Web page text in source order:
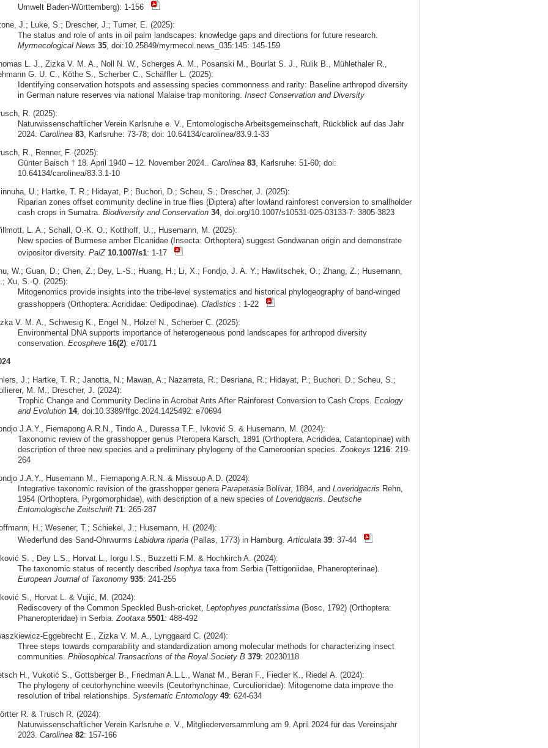
Umwelt Baden-Württemberg): 1-156
J.; Luke, S.; Drescher, J.; Turner, E. (2025):
The status and role of ants in oil palm landscapes: knowledge gaps and directions for future research.
Myrmecological News 35, doi:10.25849/myrmecol.news_035:145: 145-159
L. J., Zizka V. M. A., Noll N. W., Scherges A. M., Posanski M., Bourlat S. J., Rulik B., Mühlethaler R.,
G. U. C., Köthe S., Scherber C., Schäffler L. (2025):
Identifying conservation hotspots and assessing species commonness and rarity: Baseline arthropod diversity
in German nature reserves via national Malaise trap monitoring. Insect Conservation and Diversity
R. (2025):
Naturwissenschaftlicher Verein Karlsruhe e. V., Entomologische Arbeitsgemeinschaft, Rückblick auf das Jahr
2024. Carolinea 83, Karlsruhe: 73-78; doi: 10.64134/carolinea/83.9.1-33
R., Renner, F. (2025):
Günter Baisch † 18. April 1940 – 12. November 2024.. Carolinea 83, Karlsruhe: 51-60; doi:
10.64134/carolinea/83.3.1-10
U.; Hartke, T. R.; Hidayat, P.; Buchori, D.; Scheu, S.; Drescher, J. (2025):
Riparian zones offset community decline in true flies (Diptera) after lowland rainforest conversion to smallholder
cash crops in Sumatra. Biodiversity and Conservation 34, doi.org/10.1007/s10531-025-03133-7: 3805-3823
L. A.; Schall, O.-K. O.; Kotthoff, U.;, Husemann, M. (2025):
New species of Burmese amber Elcanidae (Insecta: Orthoptera) suggest Gondwanan origin and demonstrate
ovipositor diversity. PalZ 10.1007/s1: 1-17
W.; Guan, D.; Chen, Z.; Dey, L.-S.; Huang, H.; Li, X.; Fondjo, J. A. Y.; Hawlitschek, O.; Zhang, Z.; Husemann,
Xu, S.-Q. (2025):
Mitogenomics provide insights into the tribe-level systematics and historical phylogeography of band-winged
grasshoppers (Orthoptera: Acrididae: Oedipodinae). Cladistics : 1-22
V. M. A., Schwesig K., Engel N., Hölzel N., Scherber C. (2025):
Environmental DNA supports importance of heterogeneous pond landscapes for arthropod diversity
conservation. Ecosphere 16(2): e70171
J.; Hartke, T. R.; Janotta, N.; Mawan, A.; Nazarreta, R.; Desriana, R.; Hidayat, P.; Buchori, D.; Scheu, S.;
M. M.; Drescher, J. (2024):
Trophic Change and Community Decline in Acrobat Ants After Rainforest Conversion to Cash Crops. Ecology
and Evolution 14, doi:10.3389/ffgc.2024.1425492: e70694
J.A.Y., Fiemapong A.R.N., Tindo A., Duressa T.F., Ivković S. & Husemann, M. (2024):
Taxonomic review of the grasshopper genus Pteropera Karsch, 1891 (Orthoptera, Acrididea, Catantopinae) with
description of three new species and a preliminary phylogeny of the Cameroonian species.Zookeys 1216: 219-
264
J.A.Y., Husemann M., Fiemapong A.R.N. & Missoup A.D. (2024):
Integrative taxonomic revision of the grasshopper genera ParapetasiaBolívar, 1884, and Loveridgacris Rehn,
1954 (Orthoptera, Pyrgomorphidae), with description of a new species of Loveridgacris. Deutsche
Entomologische Zeitschrift 71: 265-287
H.; Wesener, T.; Schiekel, J.; Husemann, H. (2024):
Wiederfund des Sand-Ohrwurms Labidura riparia(Pallas, 1773) in Hamburg. Articulata 39: 37-44
S. , Dey L.S., Horvat L., Iorgu I.Ș., Buzzetti F.M. & Hochkirch A. (2024):
The taxonomic status of recently described Isophyataxa from Serbia (Tettigoniidae, Phaneropterinae).
European Journal of Taxonomy 935: 241-255
S., Horvat L. & Vujić, M. (2024):
Rediscovery of the Common Speckled Bush-cricket, Leptophyes punctatissima(Bosc, 1792) (Orthoptera:
Phaneropteridae) in Serbia. Zootaxa 5501: 488-492
Eggebrecht E., Zizka V. M. A., Lynggaard C. (2024):
Three steps towards comparability and standardization among molecular methods for characterizing insect
communities. Philosophical Transactions of the Royal Society B 379: 20230118
H., Vukotić S., Gottsberger B., Friedman A.L.L., Wanat M., Beran F., Fiedler K., Riedel A. (2024):
The phylogeny of ceutorhynchine weevils (Ceutorhynchinae, Curculionidae): Mitogenome data improve the
resolution of tribal relationships. Systematic Entomology 49: 624-634
R. & Trusch R. (2024):
Naturwissenschaftlicher Verein Karlsruhe e. V., Mitgliederversammlung am 9. April 2024 für das Vereinsjahr
2023. Carolinea 82: 157-166